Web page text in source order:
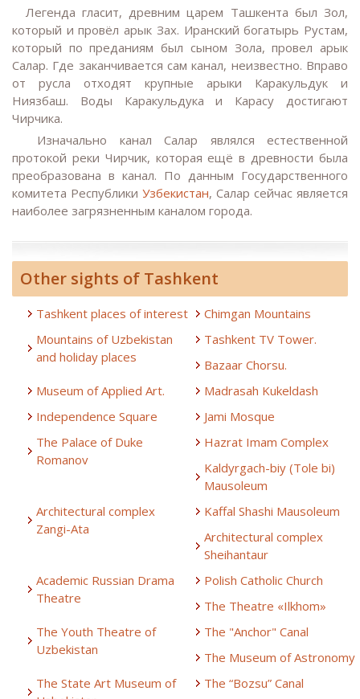
Легенда гласит, древним царем Ташкента был Зол,
который и провёл арык Зах. Иранский богатырь Рустам,
который по преданиям был сыном Зола, провел арык
Салар. Где заканчивается сам канал, неизвестно. Вправо
от русла отходят крупные арыки Каракульдук и
Ниязбаш. Воды Каракульдука и Карасу достигают
Чирчика.
Изначально канал Салар являлся естественной
протокой реки Чирчик, которая ещё в древности была
преобразована в канал. По данным Государственного
комитета Республики Узбекистан, Салар сейчас является
наиболее загрязненным каналом города.
Other sights of Tashkent
Tashkent places of interest
Chimgan Mountains
Mountains of Uzbekistan
and holiday places
Tashkent TV Tower.
Bazaar Chorsu.
Museum of Applied Art.
Madrasah Kukeldash
Independence Square
Jami Mosque
The Palace of Duke
Romanov
Hazrat Imam Complex
Kaldyrgach-biy (Tole bi)
Mausoleum
Architectural complex
Zangi-Ata
Kaffal Shashi Mausoleum
Architectural complex
Sheihantaur
Academic Russian Drama
Theatre
Polish Catholic Church
The Theatre «Ilkhom»
The Youth Theatre of
Uzbekistan
The "Anchor" Canal
The Museum of Astronomy
The State Art Museum of
The “Bozsu” Canal